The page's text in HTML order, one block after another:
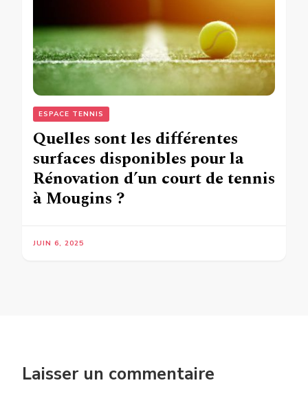
ESPACE TENNIS
Quelles sont les différentes
surfaces disponibles pour la
Rénovation d’un court de tennis
à Mougins ?
JUIN 6, 2025
Laisser un commentaire